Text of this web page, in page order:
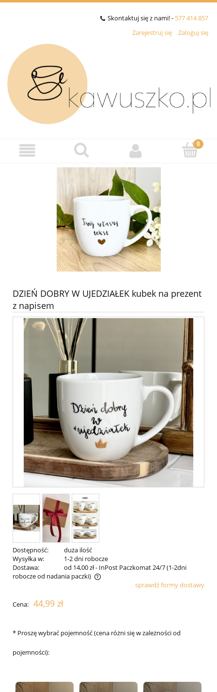
Skontaktuj się z nami! - 577 414 857
Zarejestruj się
Zaloguj się
DZIEŃ DOBRY W UJEDZIAŁEK kubek na prezent
z napisem
Dostępność:
duża ilość
Wysyłka w:
1-2 dni robocze
Dostawa:
od 14,00 zł- InPost Paczkomat 24/7 (1-2dni
robocze od nadania paczki)
Cena nie zawiera ewentualnych kosztów płatnościsprawdź formy dostawy
Cena: 44,99 zł
* Proszę wybrać pojemność (cena różni się w zależności od
pojemności):